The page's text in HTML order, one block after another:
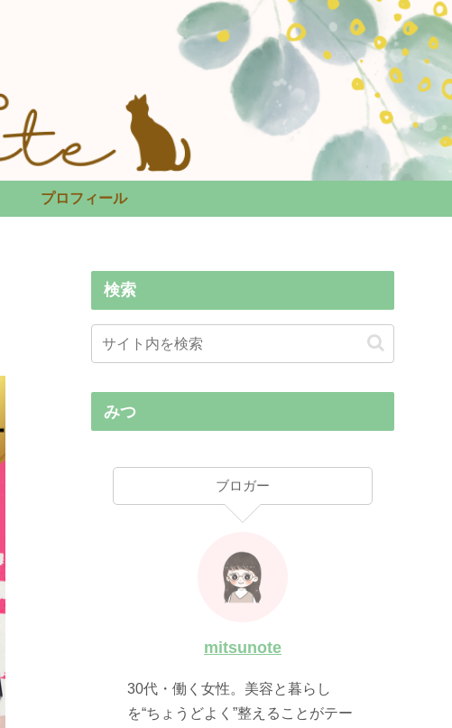
プロフィール
検索
みつ
ブロガー
mitsunote
30代・働く女性。美容と暮らし
を“ちょうどよく”整えることがテー